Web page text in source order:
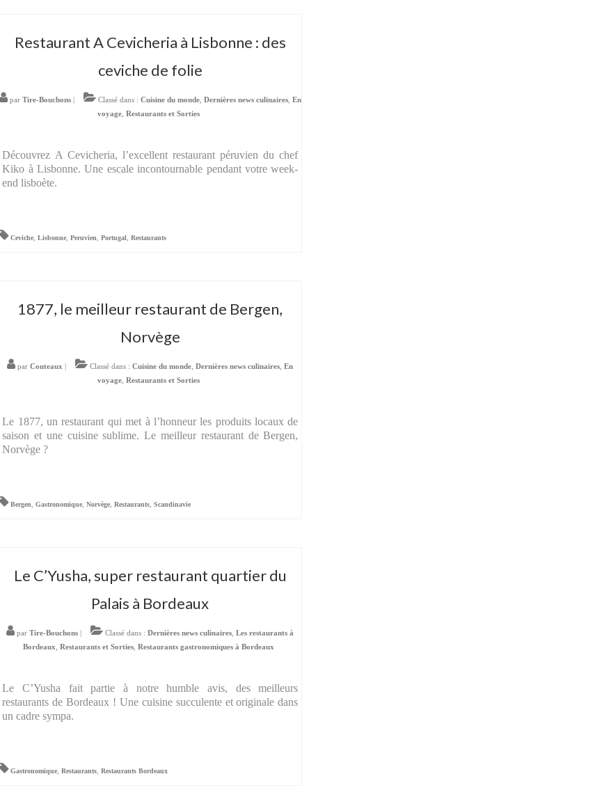
Restaurant A Cevicheria à Lisbonne : des
ceviche de folie
par Tire-Bouchons| Classé dans : Cuisine du monde, Dernières news culinaires, En
voyage, Restaurants et Sorties
Découvrez A Cevicheria, l’excellent restaurant péruvien du chef
Kiko à Lisbonne. Une escale incontournable pendant votre week-
end lisboète.
Ceviche ,Lisbonne ,Peruvien ,Portugal ,Restaurants
1877, le meilleur restaurant de Bergen,
Norvège
parCouteaux | Classé dans :Cuisine du monde ,Dernières news culinaires ,En
voyage, Restaurants et Sorties
Le 1877, un restaurant qui met à l’honneur les produits locaux de
saison et une cuisine sublime. Le meilleur restaurant de Bergen,
Norvège ?
Bergen ,Gastronomique ,Norvège ,Restaurants ,Scandinavie
Le C’Yusha, super restaurant quartier du
Palais à Bordeaux
parTire-Bouchons | Classé dans :Dernières news culinaires ,Les restaurants à
Bordeaux Restaurants et Sorties, Restaurants gastronomiques à Bordeaux
Le C’Yusha fait partie à notre humble avis, des meilleurs
restaurants de Bordeaux ! Une cuisine succulente et originale dans
un cadre sympa.
Gastronomique ,Restaurants ,Restaurants Bordeaux